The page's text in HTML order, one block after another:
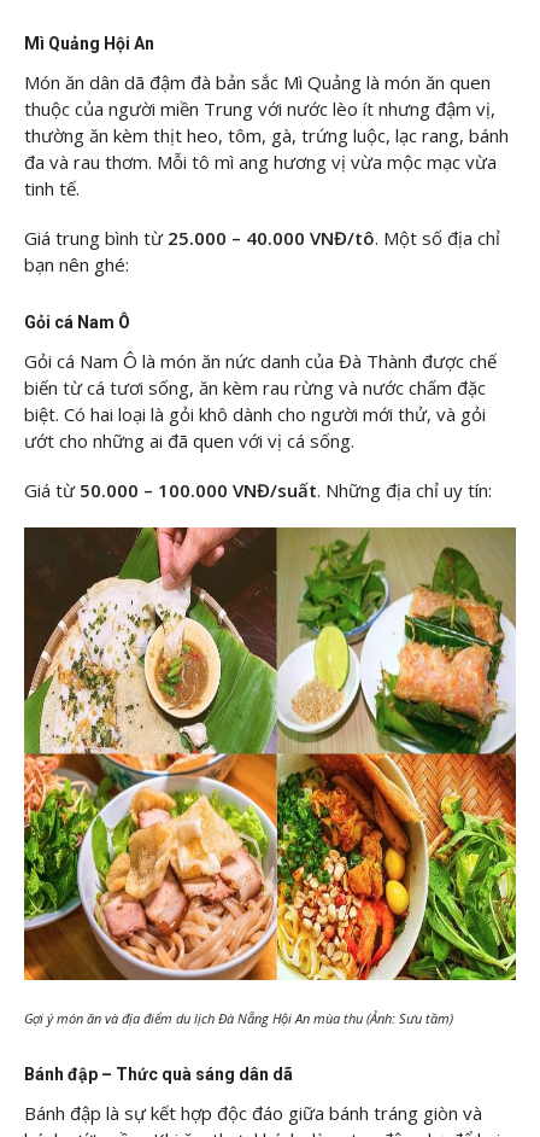
Mì Quảng Hội An
Món ăn dân dã đậm đà bản sắc Mì Quảng là món ăn quen
thuộc của người miền Trung với nước lèo ít nhưng đậm vị,
thường ăn kèm thịt heo, tôm, gà, trứng luộc, lạc rang, bánh
đa và rau thơm. Mỗi tô mì ang hương vị vừa mộc mạc vừa
tinh tế.
Giá trung bình từ 25.000 – 40.000 VNĐ/tô. Một số địa chỉ
bạn nên ghé:
Gỏi cá Nam Ô
Gỏi cá Nam Ô là món ăn nức danh của Đà Thành được chế
biến từ cá tươi sống, ăn kèm rau rừng và nước chấm đặc
biệt. Có hai loại là gỏi khô dành cho người mới thử, và gỏi
ướt cho những ai đã quen với vị cá sống.
Giá từ 50.000 – 100.000 VNĐ/suất. Những địa chỉ uy tín:
Gợi ý món ăn và địa điểm du lịch Đà Nẵng Hội An mùa thu (Ảnh: Sưu tầm)
Bánh đập – Thức quà sáng dân dã
Bánh đập là sự kết hợp độc đáo giữa bánh tráng giòn và